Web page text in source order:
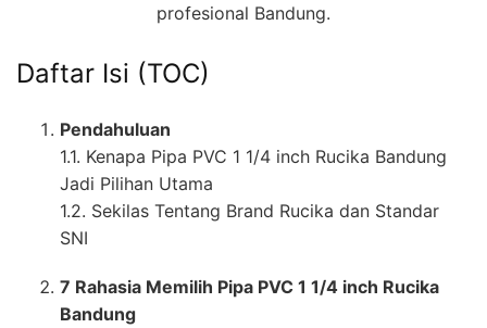
profesional Bandung.
Daftar Isi (TOC)
Pendahuluan
1.1. Kenapa Pipa PVC 1 1/4 inch Rucika Bandung
Jadi Pilihan Utama
1.2. Sekilas Tentang Brand Rucika dan Standar
SNI
7 Rahasia Memilih Pipa PVC 1 1/4 inch Rucika
Bandung